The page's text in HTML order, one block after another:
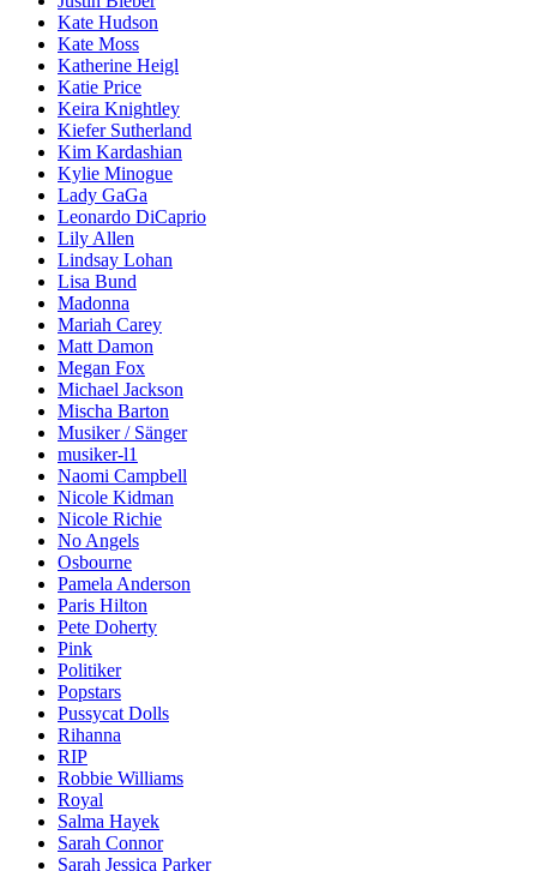
Kate Hudson
Kate Moss
Katherine Heigl
Katie Price
Keira Knightley
Kiefer Sutherland
Kim Kardashian
Kylie Minogue
Lady GaGa
Leonardo DiCaprio
Lily Allen
Lindsay Lohan
Lisa Bund
Madonna
Mariah Carey
Matt Damon
Megan Fox
Michael Jackson
Mischa Barton
Musiker / Sänger
musiker-l1
Naomi Campbell
Nicole Kidman
Nicole Richie
No Angels
Osbourne
Pamela Anderson
Paris Hilton
Pete Doherty
Pink
Politiker
Popstars
Pussycat Dolls
Rihanna
RIP
Robbie Williams
Royal
Salma Hayek
Sarah Connor
Sarah Jessica Parker